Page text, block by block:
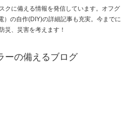
クに備える情報を発信しています。オフグ
）の自作(DIY)の詳細記事も充実。今までに
災、災害を考えます！
ーの備えるブログ